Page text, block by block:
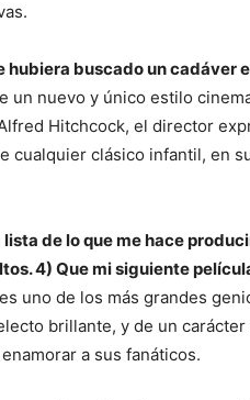
hubiera buscado un cadáver
un nuevo y único estilo
Hitchcock, el director
cualquier clásico infantil, en
de lo que me hace
4) Que mi siguiente
uno de los más grandes
brillante, y de un
a sus fanáticos.